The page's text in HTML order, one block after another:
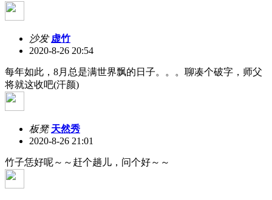
沙发 虚竹
2020-8-26 20:54
每年如此，8月总是满世界飘的日子。。。聊凑个破字，师父
将就这收吧(汗颜)
板凳 天然秀
2020-8-26 21:01
竹子恁好呢～～赶个趟儿，问个好～～